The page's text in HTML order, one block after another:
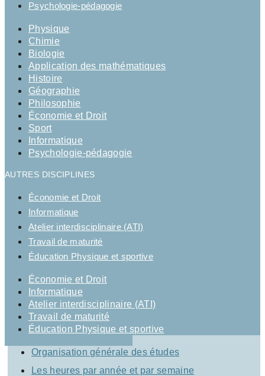
Psychologie-pédagogie
Physique
Chimie
Biologie
Application des mathématiques
Histoire
Géographie
Philosophie
Économie et Droit
Sport
Informatique
Psychologie-pédagogie
AUTRES DISCIPLINES
Économie et Droit
Informatique
Atelier interdisciplinaire (ATI)
Travail de maturité
Éducation Physique et sportive
Économie et Droit
Informatique
Atelier interdisciplinaire (ATI)
Travail de maturité
Éducation Physique et sportive
Organisation générale des études
Les heures par année et par semaine